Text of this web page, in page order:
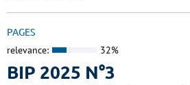
PAGES
relevance: 32%
BIP 2025 N°3